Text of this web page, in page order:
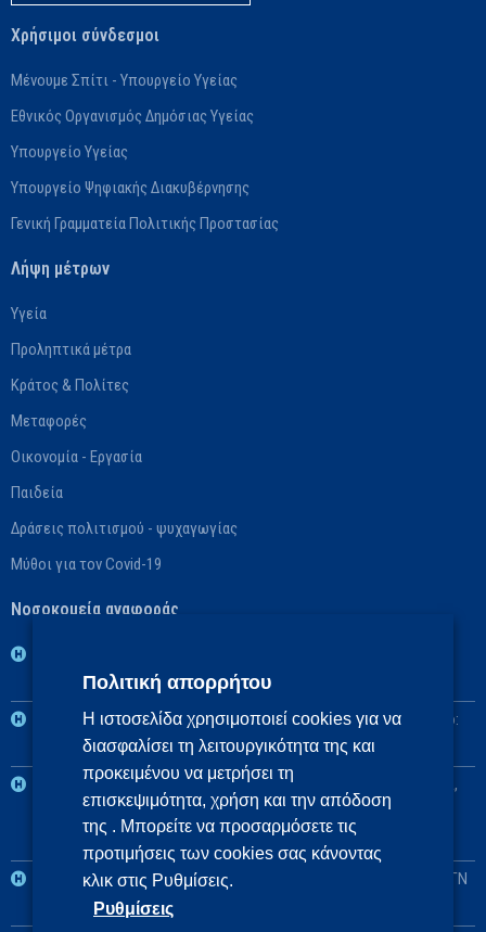
Χρήσιμοι σύνδεσμοι
Μένουμε Σπίτι - Υπουργείο Υγείας
Εθνικός Οργανισμός Δημόσιας Υγείας
Υπουργείο Υγείας
Υπουργείο Ψηφιακής Διακυβέρνησης
Γενική Γραμματεία Πολιτικής Προστασίας
Λήψη μέτρων
Υγεία
Προληπτικά μέτρα
Κράτος & Πολίτες
Μεταφορές
Οικονομία - Εργασία
Παιδεία
Δράσεις πολιτισμού - ψυχαγωγίας
Μύθοι για τον Covid-19
Νοσοκομεία αναφοράς
Αναπληρωματικό: ΓΝ Αθηνών «Ο Ευαγγελισμός»
2η ΥΠΕ: Βασικό: Πανεπιστημιακό ΓΝ «Αττικόν», Αναπληρωματικό:
ΓΝ Ελευσίνας «Θριάσιο»
3η και 4η ΥΠΕ: Βασικό: Πανεπιστημιακό ΓΝ Θεσσαλονίκης ΑΧΕΠΑ,
Αναπληρωματικά: Πανεπιστημιακό ΓΝ Αλεξανδρούπολης, ΓΝ
Πτολεμαΐδας «Μποδοσάκειο»
5η ΥΠΕ: Βασικό: Πανεπιστημιακό ΓΝ Λάρισας, Αναπληρωματικό: ΓΝ
Πολιτική απορρήτου
Η ιστοσελίδα χρησιμοποιεί cookies για να
διασφαλίσει τη λειτουργικότητα της και
προκειμένου να μετρήσει τη
επισκεψιμότητα, χρήση και την απόδοση
της . Μπορείτε να προσαρμόσετε τις
προτιμήσεις των cookies σας κάνοντας
κλικ στις Ρυθμίσεις.
Ρυθμίσεις